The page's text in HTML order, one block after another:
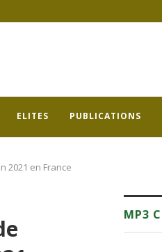
ELITES PUBLICATIONS
2021 en France
MP3